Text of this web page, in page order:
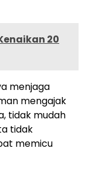
20
menjaga
mengajak
tidak mudah
tidak
memicu